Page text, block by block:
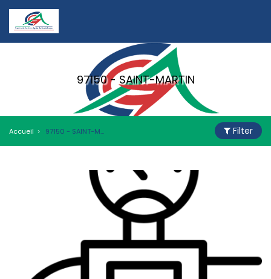
97150 - SAINT-MARTIN
Accueil 97150 - SAINT-MARTIN Filter